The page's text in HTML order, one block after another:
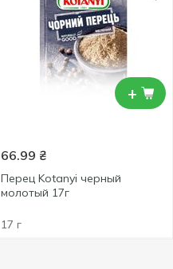
+
66.99 ₴
Перец Kotanyi черный
молотый 17г
17 г